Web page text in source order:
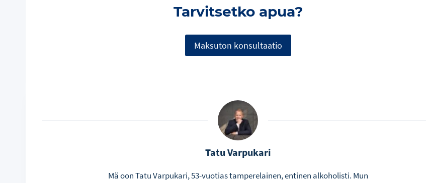
Tarvitsetko apua?
Maksuton konsultaatio
Tatu Varpukari
Mä oon Tatu Varpukari, 53-vuotias tamperelainen, entinen alkoholisti. Mun